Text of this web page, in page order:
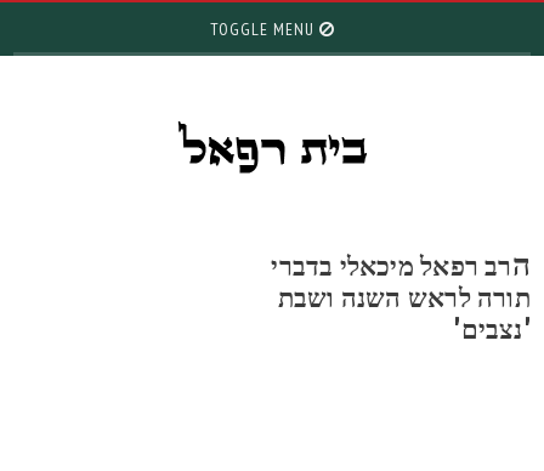
TOGGLE MENU
רב רפאל מיכאלי בדברי
לראש השנה ושבת